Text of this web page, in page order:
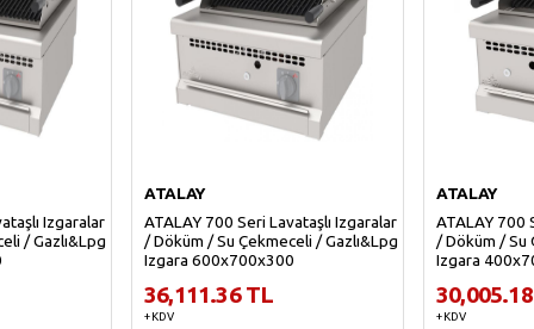
Izgaralar
/ Gazlı&Lpg
ATALAY
ATALAY 700 Seri Lavataşlı Izgaralar
/ Döküm / Su Çekmeceli / Gazlı&Lpg
Izgara 600x700x300
36,111.36 TL
+ KDV
ATALAY
ATALAY 700
/ Döküm / Su
Izgara
+ KDV